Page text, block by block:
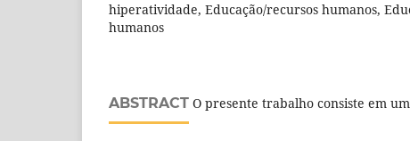
hiperatividade, Educação/recursos humanos,
humanos
ABSTRACT O presente trabalho consiste em